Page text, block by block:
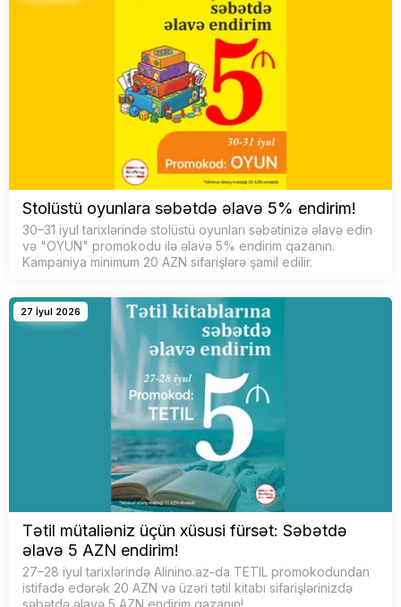
Stolüstü oyunlara səbətdə əlavə 5% endirim!
30–31 iyul tarixlərində stolüstü oyunları səbətinizə əlavə edin
və "OYUN" promokodu ilə əlavə 5% endirim qazanın.
Kampaniya minimum 20 AZN sifarişlərə şamil edilir.
27 İyul 2026
Tətil mütaliəniz üçün xüsusi fürsət: Səbətdə
əlavə 5 AZN endirim!
27–28 iyul tarixlərində Alinino.az-da TETIL promokodundan
istifadə edərək 20 AZN və üzəri tətil kitabı sifarişlərinizdə
səbətdə əlavə 5 AZN endirim qazanın!